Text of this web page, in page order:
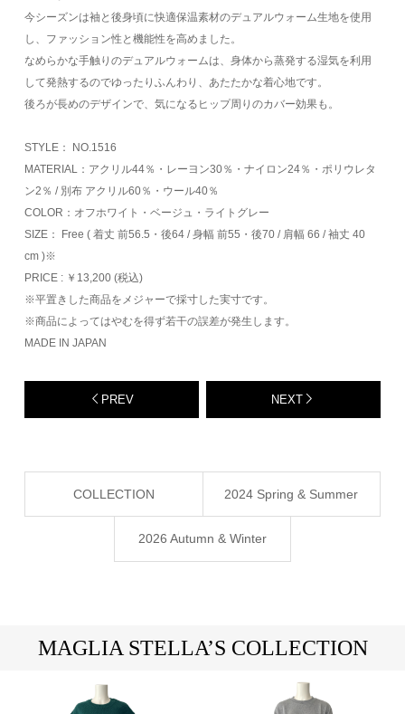
今シーズンは袖と後身頃に快適保温素材のデュアルウォーム生地を使用
し、ファッション性と機能性を高めました。
なめらかな手触りのデュアルウォームは、身体から蒸発する湿気を利用
して発熱するのでゆったりふんわり、あたたかな着心地です。
後ろが長めのデザインで、気になるヒップ周りのカバー効果も。
STYLE： NO.1516
MATERIAL：アクリル44％・レーヨン30％・ナイロン24％・ポリウレタ
ン2％ / 別布 アクリル60％・ウール40％
COLOR：オフホワイト・ベージュ・ライトグレー
SIZE： Free ( 着丈 前56.5・後64 / 身幅 前55・後70 / 肩幅 66 / 袖丈 40
cm )※
PRICE : ￥13,200 (税込)
※平置きした商品をメジャーで採寸した実寸です。
※商品によってはやむを得ず若干の誤差が発生します。
MADE IN JAPAN
PREV NEXT
COLLECTION 2024 Spring & Summer
2026 Autumn & Winter
MAGLIA STELLA’S COLLECTION